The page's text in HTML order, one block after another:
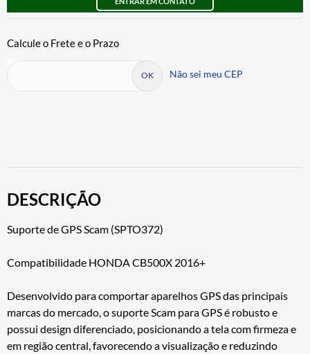
Não sei meu CEP
DESCRIÇÃO
Suporte de GPS Scam (SPTO372)
Compatibilidade HONDA CB500X 2016+
Desenvolvido para comportar aparelhos GPS das principais
marcas do mercado, o suporte Scam para GPS é robusto e
possui design diferenciado, posicionando a tela com firmeza e
em região central, favorecendo a visualização e reduzindo